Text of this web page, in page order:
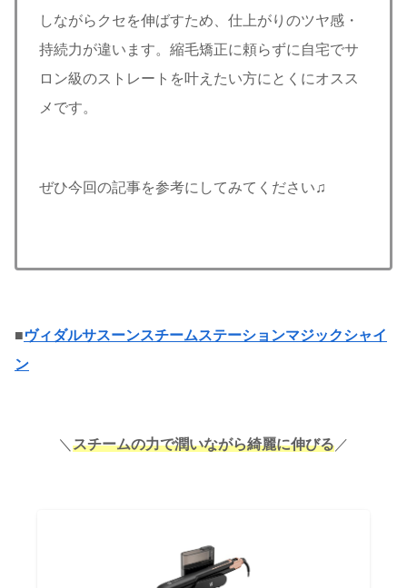
しながらクセを伸ばすため、仕上がりのツヤ感・
持続力が違います。縮毛矯正に頼らずに自宅でサ
ロン級のストレートを叶えたい方にとくにオスス
メです。
ぜひ今回の記事を参考にしてみてください♫
■ヴィダルサスーンスチームステーションマジックシャイ
ン
＼ スチームの力で潤いながら綺麗に伸びる ／